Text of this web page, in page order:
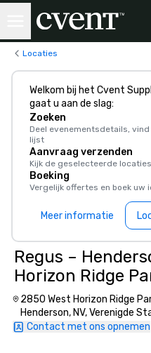
Locaties
Welkom bij het Cvent
gaat u aan de slag:
Zoeken
Deel evenementsdetails,
lijst
Aanvraag verzenden
Kijk de geselecteerde
Boeking
Vergelijk offertes en boek uw
Meer informatie
Regus –
Horizon Ridge
2850 West Horizon Ridge
Henderson, NV, Verenigde
Contact met ons opnemen